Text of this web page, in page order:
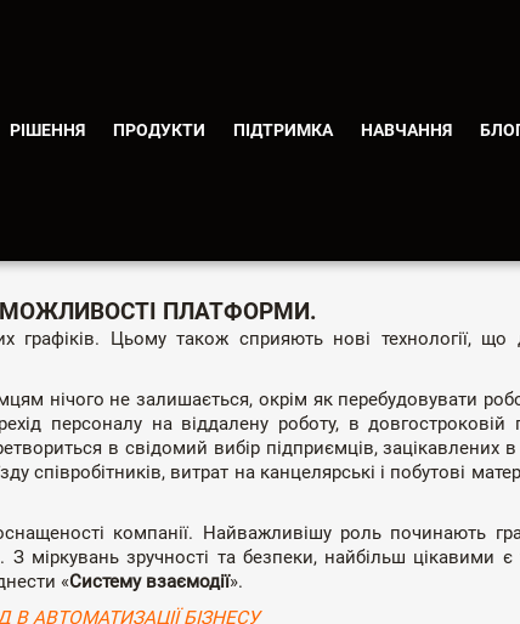
РІШЕННЯ ПРОДУКТИ ПІДТРИМКА НАВЧАННЯ
МОЖЛИВОСТІ ПЛАТФОРМИ.
графіків. Цьому також сприяють нові технології, що
нічого не залишається, окрім як перебудовувати
персоналу на віддалену роботу, в довгостроковій
в свідомий вибір підприємців, зацікавлених в
співробітників, витрат на канцелярські і побутові
компанії. Найважливішу роль починають
З міркувань зручності та безпеки, найбільш цікавими є
«Систему взаємодії».
АВТОМАТИЗАЦІЇ БІЗНЕСУ